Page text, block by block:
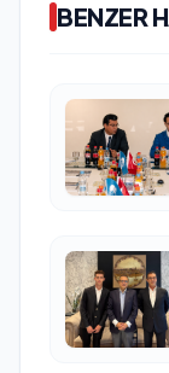
BENZER